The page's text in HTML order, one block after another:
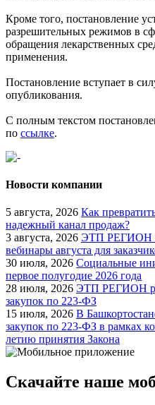
Кроме того, постановление
разрешительных режимов в
обращения лекарственных
применения.
Постановление вступает в
опубликования.
С полным текстом
по ссылке.
Новости компании
5 августа, 2026 Как
надежный канал продаж?
3 августа, 2026 ЭТП РЕГИОН
вебинары августа для
30 июля, 2026 Социальные
первое полугодие 2026 года
28 июля, 2026 ЭТП РЕГИОН
закупок по 223-ФЗ
15 июля, 2026 В
закупок по 223-ФЗ в рамках
летию принятия Закона
Скачайте наше